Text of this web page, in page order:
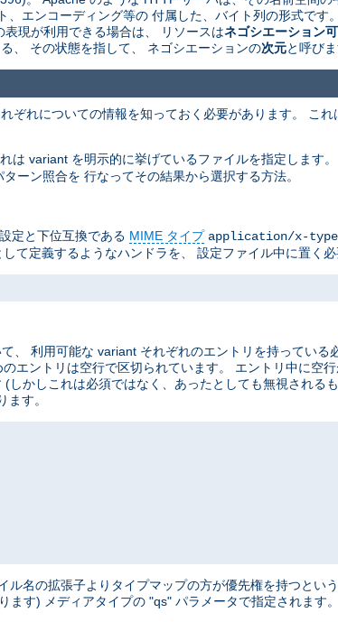
エンコーディング等の 付属した、バイト列の形式です
現が利用できる場合は、 リソースはネゴシエーション
、 その状態を指して、 ネゴシエーションの次元と呼びま
ぞれについての情報を知っておく必要があります。 こ
は variant を明示的に挙げているファイルを指定します。
ーン照合を 行なってその結果から選択する方法。
定と下位互換である MIME タイプ application/x-
して定義するようなハンドラを、 設定ファイル中に置く
、 利用可能な variant それぞれのエントリを持っている
エントリは空行で区切られています。 エントリ中に空
かしこれは必須ではなく、あったとしても無視される
ます。
名の拡張子よりタイプマップの方が優先権を持つとい
す) メディアタイプの "qs" パラメータで指定されます。